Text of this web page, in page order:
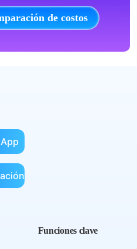
de costos
Funciones clave